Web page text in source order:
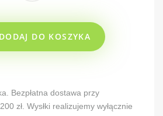
DODAJ DO KOSZYKA
Bezpłatna dostawa przy
zł. Wysłki realizujemy wyłącznie